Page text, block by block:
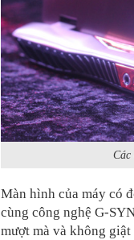
Các
Màn hình của máy có
cùng công nghệ G-
mượt mà và không giật